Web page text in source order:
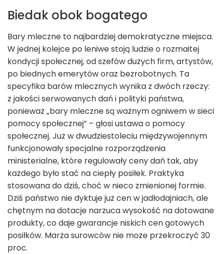
Biedak obok bogatego
Bary mleczne to najbardziej demokratyczne miejsca.
W jednej kolejce po leniwe stoją ludzie o rozmaitej
kondycji społecznej, od szefów dużych firm, artystów,
po biednych emerytów oraz bezrobotnych. Ta
specyfika barów mlecznych wynika z dwóch rzeczy:
z jakości serwowanych dań i polityki państwa,
ponieważ „bary mleczne są ważnym ogniwem w sieci
pomocy społecznej” – głosi ustawa o pomocy
społecznej. Już w dwudziestoleciu międzywojennym
funkcjonowały specjalne rozporządzenia
ministerialne, które regulowały ceny dań tak, aby
każdego było stać na ciepły posiłek. Praktyka
stosowana do dziś, choć w nieco zmienionej formie.
Dziś państwo nie dyktuje już cen w jadłodajniach, ale
chętnym na dotacje narzuca wysokość na dotowane
produkty, co daje gwarancje niskich cen gotowych
posiłków. Marża surowców nie może przekroczyć 30
proc.